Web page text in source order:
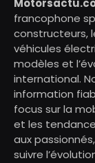
francophone
constructeurs,
véhicules
modèles et
international.
information
focus sur la
et les
aux
suivre